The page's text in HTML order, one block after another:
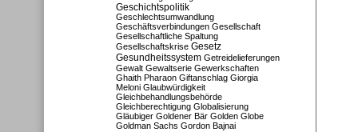
Geschichtspolitik
Geschlechtsumwandlung
Geschäftsverbindungen Gesellschaft
Gesellschaftliche Spaltung
Gesellschaftskrise Gesetz
Gesundheitssystem Getreidelieferungen
Gewalt Gewaltserie Gewerkschaften
Ghaith Pharaon Giftanschlag Giorgia
Meloni Glaubwürdigkeit
Gleichbehandlungsbehörde
Gleichberechtigung Globalisierung
Gläubiger Goldener Bär Golden Globe
Goldman Sachs Gordon Bajnai